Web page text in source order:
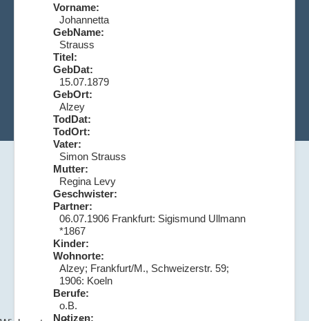
Vorname:
Johannetta
GebName:
Strauss
Titel:
GebDat:
15.07.1879
GebOrt:
Alzey
TodDat:
TodOrt:
Vater:
Simon Strauss
Mutter:
Regina Levy
Geschwister:
Partner:
06.07.1906 Frankfurt: Sigismund Ullmann
*1867
Kinder:
Wohnorte:
Alzey; Frankfurt/M., Schweizerstr. 59;
1906: Koeln
Berufe:
o.B.
Notizen: